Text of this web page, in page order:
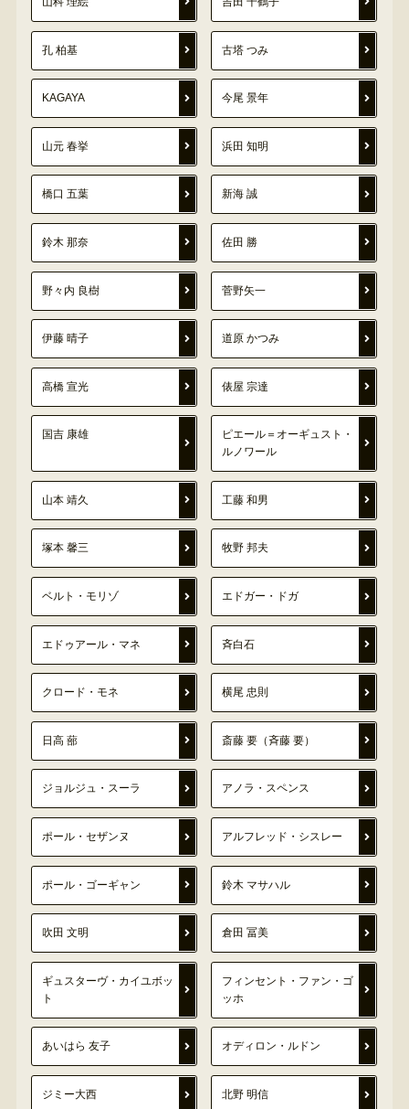
孔 柏基 古塔 つみ
KAGAYA 今尾 景年
山元 春挙 浜田 知明
橋口 五葉 新海 誠
鈴木 那奈 佐田 勝
野々内 良樹 菅野矢一
伊藤 晴子 道原 かつみ
高橋 宣光 俵屋 宗達
国吉 康雄
ピエール＝オーギュスト・
ルノワール
山本 靖久 工藤 和男
塚本 馨三 牧野 邦夫
ベルト・モリゾ エドガー・ドガ
エドゥアール・マネ 斉白石
クロード・モネ 横尾 忠則
日高 蔀 斎藤 要（斉藤 要）
ジョルジュ・スーラ アノラ・スペンス
ポール・セザンヌ アルフレッド・シスレー
ポール・ゴーギャン 鈴木 マサハル
吹田 文明 倉田 冨美
ギュスターヴ・カイユボッ
ト
フィンセント・ファン・ゴ
ッホ
あいはら 友子 オディロン・ルドン
ジミー大西 北野 明信